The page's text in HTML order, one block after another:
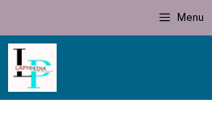
content
Menu